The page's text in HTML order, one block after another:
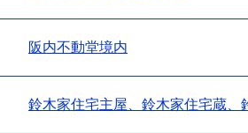
阪内不動堂境内
鈴木家住宅主屋、鈴木家住宅蔵、